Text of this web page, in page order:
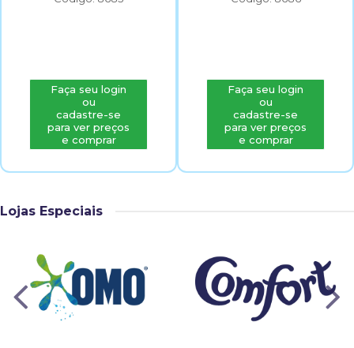
Faça seu login
ou
cadastre-se
para ver preços
e comprar
Faça seu login
ou
cadastre-se
para ver preços
e comprar
Lojas Especiais